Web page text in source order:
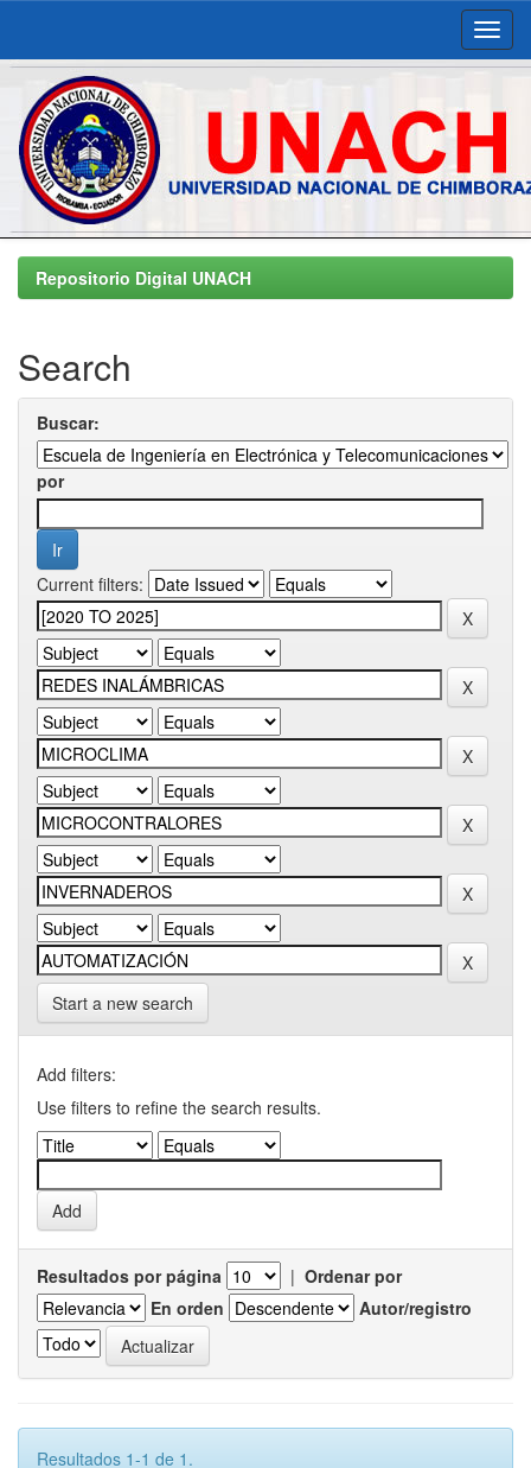
Skip
navigationRepositorio Digital UNACH
Search
Buscar:
por
Current filters:
Start a new search
Add filters:
Use filters to refine the search results.
Resultados por página | Ordenar por
En orden
Autor/registro
Resultados 1-1 de 1.